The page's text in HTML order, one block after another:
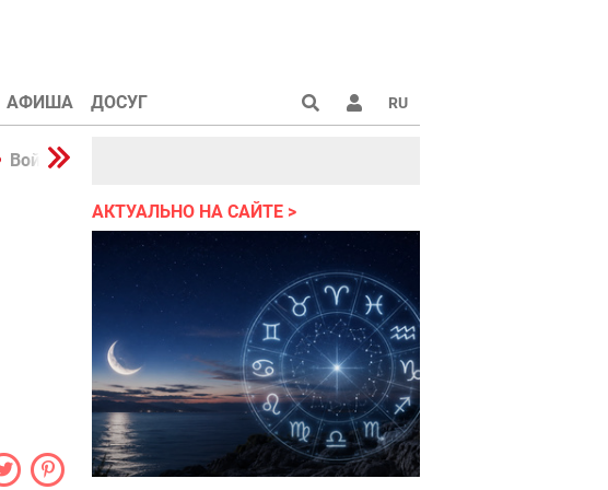
АФИША ДОСУГ RU
Война в Украине 2022
АКТУАЛЬНО НА САЙТЕ